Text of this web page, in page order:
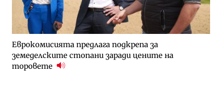
Еврокомисията предлага подкрепа за
земеделските стопани заради цените на
торовете